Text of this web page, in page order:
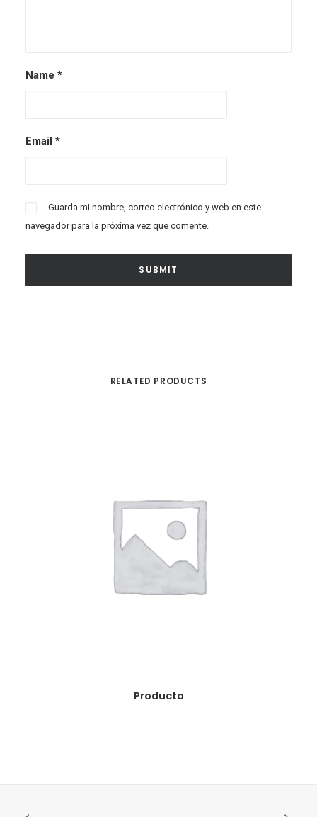
Name *
Email *
Guarda mi nombre, correo electrónico y web en este
navegador para la próxima vez que comente.
RELATED PRODUCTS
READ MORE
Producto